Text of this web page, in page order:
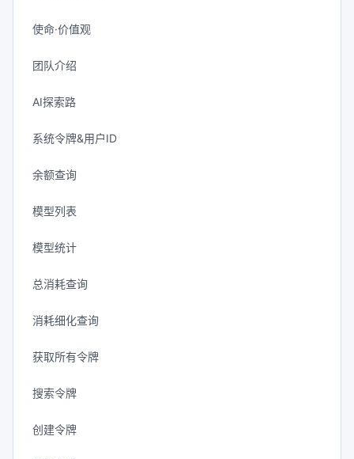
使命·价值观
团队介绍
AI探索路
系统令牌&用户ID
余额查询
模型列表
模型统计
总消耗查询
消耗细化查询
获取所有令牌
搜索令牌
创建令牌